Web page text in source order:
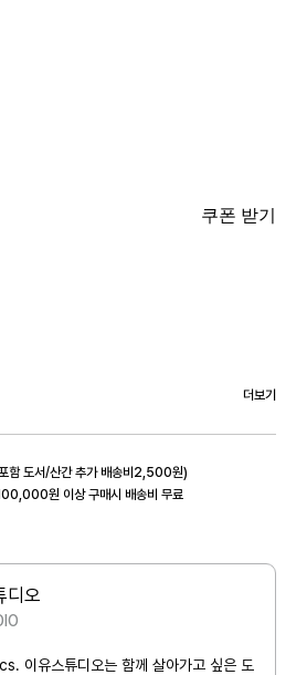
쿠폰 받기
더보기
함 도서/산간 추가 배송비2,500원)
원 이상 구매시 배송비 무료
디오
이유스튜디오는 함께 살아가고 싶은 도